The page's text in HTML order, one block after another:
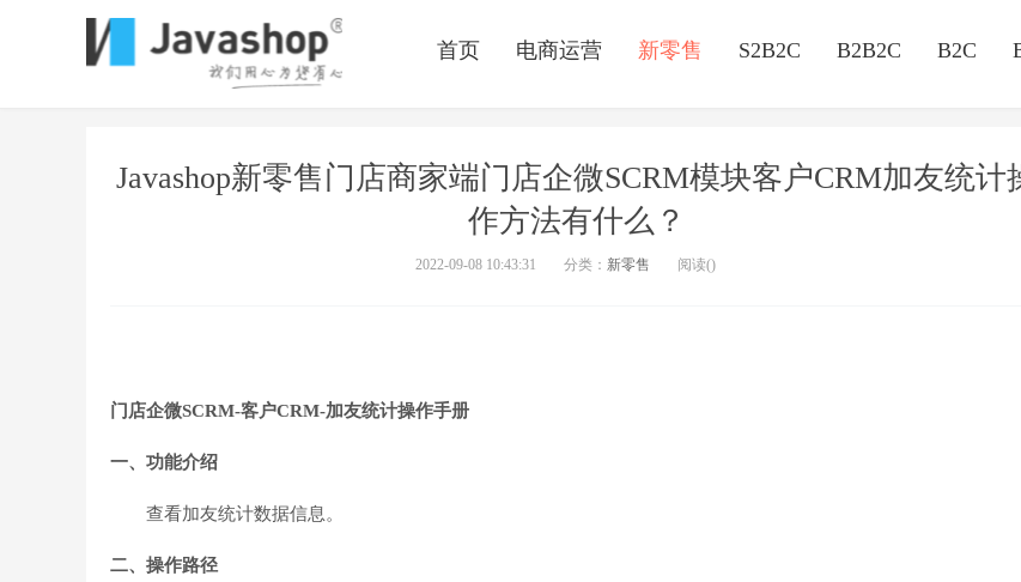
首页 电商运营 新零售 S2B2C B2B2C B2C
Javashop新零售门店商家端门店企微SCRM模块客户CRM加友统计
作方法有什么？
2022-09-08 10:43:31 分类： 新零售 阅读()
门店企微SCRM-客户CRM-加友统计操作手册
一、功能介绍
查看加友统计数据信息。
二、操作路径